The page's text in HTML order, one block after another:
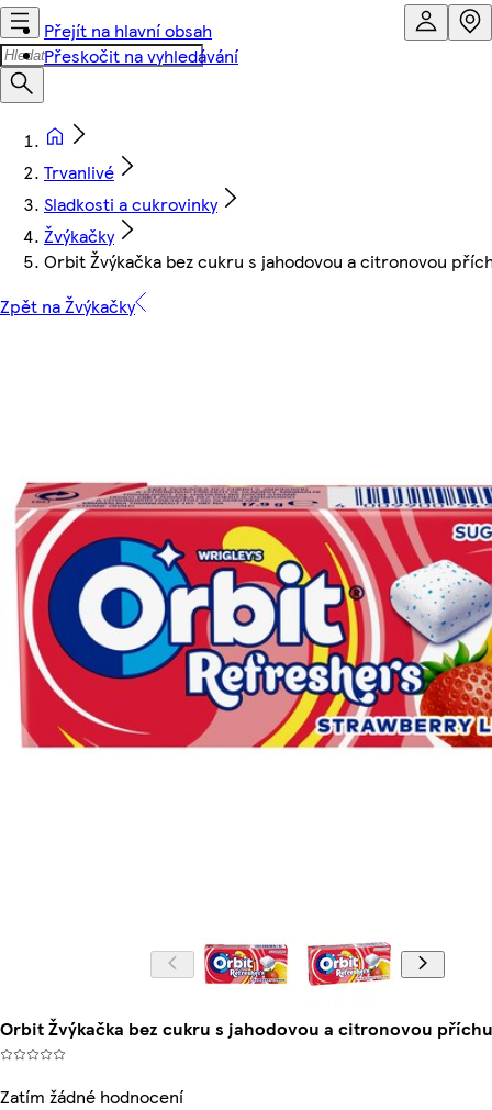
Přejít na hlavní obsah
Přeskočit na vyhledávání
Trvanlivé
Sladkosti a cukrovinky
Žvýkačky
Orbit Žvýkačka bez cukru s jahodovou a citronovou
Zpět na Žvýkačky
Orbit Žvýkačka bez cukru s jahodovou a citronovou
Zatím žádné hodnocení